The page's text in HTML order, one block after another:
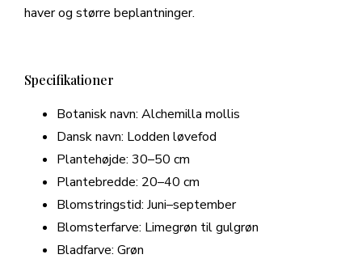
haver og større beplantninger.
Specifikationer
Botanisk navn: Alchemilla mollis
Dansk navn: Lodden løvefod
Plantehøjde: 30–50 cm
Plantebredde: 20–40 cm
Blomstringstid: Juni–september
Blomsterfarve: Limegrøn til gulgrøn
Bladfarve: Grøn